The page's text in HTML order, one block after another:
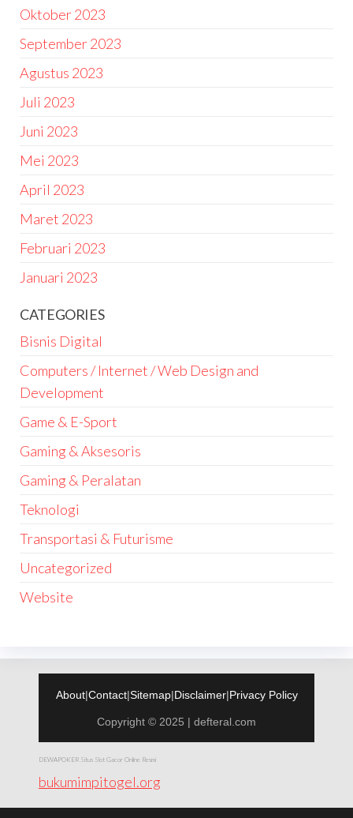
Oktober 2023
September 2023
Agustus 2023
Juli 2023
Juni 2023
Mei 2023
April 2023
Maret 2023
Februari 2023
Januari 2023
CATEGORIES
Bisnis Digital
Computers / Internet / Web Design and
Development
Game & E-Sport
Gaming & Aksesoris
Gaming & Peralatan
Teknologi
Transportasi & Futurisme
Uncategorized
Website
About|Contact|Sitemap|Disclaimer|Privacy Policy
Copyright © 2025 | defteral.com
DEWAPOKER Situs Slot Gacor Online Resmi
bukumimpitogel.org